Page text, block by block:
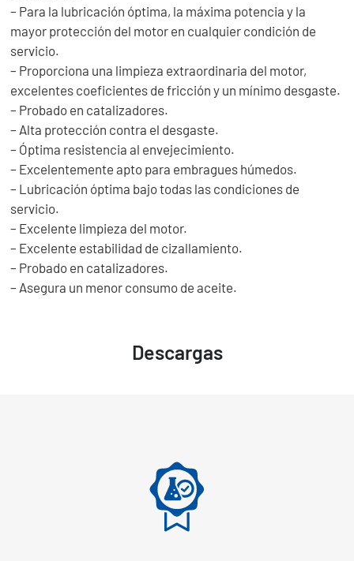
Descargas
– Para la lubricación óptima, la máxima potencia y la
mayor protección del motor en cualquier condición de
servicio.
– Proporciona una limpieza extraordinaria del motor,
excelentes coeficientes de fricción y un mínimo desgaste.
– Probado en catalizadores.
– Alta protección contra el desgaste.
– Óptima resistencia al envejecimiento.
– Excelentemente apto para embragues húmedos.
– Lubricación óptima bajo todas las condiciones de
servicio.
– Excelente limpieza del motor.
– Excelente estabilidad de cizallamiento.
– Probado en catalizadores.
– Asegura un menor consumo de aceite.